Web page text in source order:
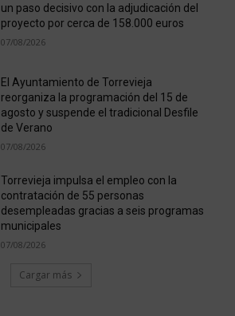
un paso decisivo con la adjudicación del
proyecto por cerca de 158.000 euros
07/08/2026
El Ayuntamiento de Torrevieja
reorganiza la programación del 15 de
agosto y suspende el tradicional Desfile
de Verano
07/08/2026
Torrevieja impulsa el empleo con la
contratación de 55 personas
desempleadas gracias a seis programas
municipales
07/08/2026
Cargar más